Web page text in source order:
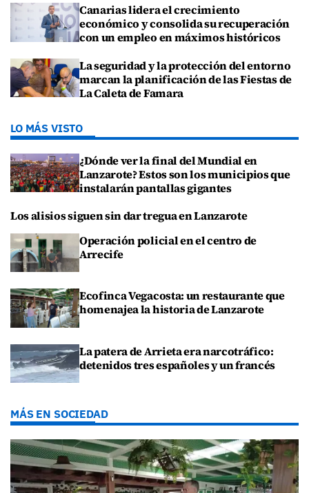
Canarias lidera el crecimiento
económico y consolida su recuperación
con un empleo en máximos históricos
La seguridad y la protección del entorno
marcan la planificación de las Fiestas de
La Caleta de Famara
LO MÁS VISTO
¿Dónde ver la final del Mundial en
Lanzarote? Estos son los municipios que
instalarán pantallas gigantes
Los alisios siguen sin dar tregua en Lanzarote
Operación policial en el centro de
Arrecife
Ecofinca Vegacosta: un restaurante que
homenajea la historia de Lanzarote
La patera de Arrieta era narcotráfico:
detenidos tres españoles y un francés
MÁS EN SOCIEDAD